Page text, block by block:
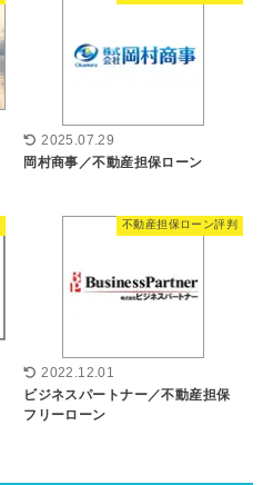
2025.07.29
岡村商事／不動産担保ローン
不動産担保ローン評判
2022.12.01
ビジネスパートナー／不動産担保
フリーローン